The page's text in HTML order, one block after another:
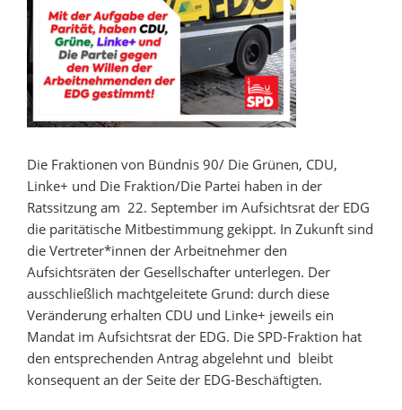
Die Fraktionen von Bündnis 90/ Die Grünen, CDU,
Linke+ und Die Fraktion/Die Partei haben in der
Ratssitzung am 22. September im Aufsichtsrat der EDG
die paritätische Mitbestimmung gekippt. In Zukunft sind
die Vertreter*innen der Arbeitnehmer den
Aufsichtsräten der Gesellschafter unterlegen. Der
ausschließlich machtgeleitete Grund: durch diese
Veränderung erhalten CDU und Linke+ jeweils ein
Mandat im Aufsichtsrat der EDG. Die SPD-Fraktion hat
den entsprechenden Antrag abgelehnt und bleibt
konsequent an der Seite der EDG-Beschäftigten.